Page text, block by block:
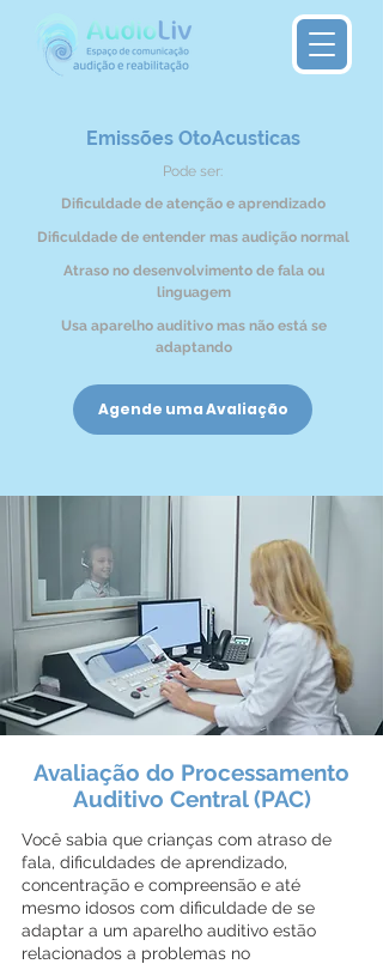
Emissões OtoAcusticas
Pode ser:
Dificuldade de atenção e aprendizado
Dificuldade de entender mas audição normal
Atraso no desenvolvimento de fala ou
linguagem
Usa aparelho auditivo mas não está se
adaptando
Agende uma Avaliação
Avaliação do Processamento
Auditivo Central (PAC)
Você sabia que crianças com atraso de
fala, dificuldades de aprendizado,
concentração e compreensão e até
mesmo idosos com dificuldade de se
adaptar a um aparelho auditivo estão
relacionados a problemas no